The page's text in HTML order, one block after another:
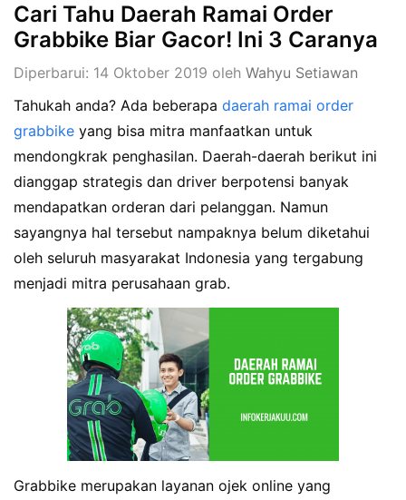
Cari Tahu Daerah Ramai Order
Grabbike Biar Gacor! Ini 3 Caranya
Diperbarui: 14 Oktober 2019 oleh Wahyu Setiawan
Tahukah anda? Ada beberapa daerah ramai order
grabbike yang bisa mitra manfaatkan untuk
mendongkrak penghasilan. Daerah-daerah berikut ini
dianggap strategis dan driver berpotensi banyak
mendapatkan orderan dari pelanggan. Namun
sayangnya hal tersebut nampaknya belum diketahui
oleh seluruh masyarakat Indonesia yang tergabung
menjadi mitra perusahaan grab.
Grabbike merupakan layanan ojek online yang